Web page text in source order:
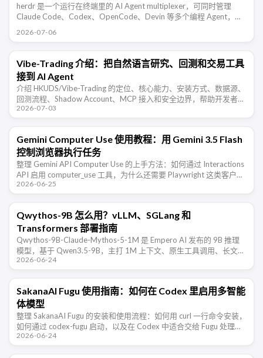
herdr 是一个运行在终端里的 AI Agent multiplexer，可同时管理
Claude Code、Codex、OpenCode、Devin 等多个编程 Agent，并
2026-07-06
Vibe-Trading 介绍：把自然语言研究、回测和交易工具
接到 AI Agent
介绍 HKUDS/Vibe-Trading 的定位、核心能力、安装方式、数据源、
回测流程、Shadow Account、MCP 接入和安全边界，帮助开发者判
断它适合哪些交易研究场景。
2026-07-03
Gemini Computer Use 使用教程：用 Gemini 3.5 Flash
控制浏览器执行任务
整理 Gemini API Computer Use 的上手方法：如何通过 Interactions
API 启用 computer_use 工具，为什么还需要 Playwright 这类客户端
执行环 …
2026-06-25
Qwythos-9B 怎么用？vLLM、SGLang 和
Transformers 部署指南
Qwythos-9B-Claude-Mythos-5-1M 是 Empero AI 发布的 9B 推理
模型，基于 Qwen3.5-9B，主打 1M 上下文、原生工具调用、长文本
推理和 …
2026-06-24
SakanaAI Fugu 使用指南：如何在 Codex 里启用多智能
体模型
整理 SakanaAI Fugu 的安装和使用流程：如何用 curl 一行命令安装，
如何通过 codex-fugu 启动，以及在 Codex 中适合交给 Fugu 处理的
开发任务和注意事项。
2026-06-24